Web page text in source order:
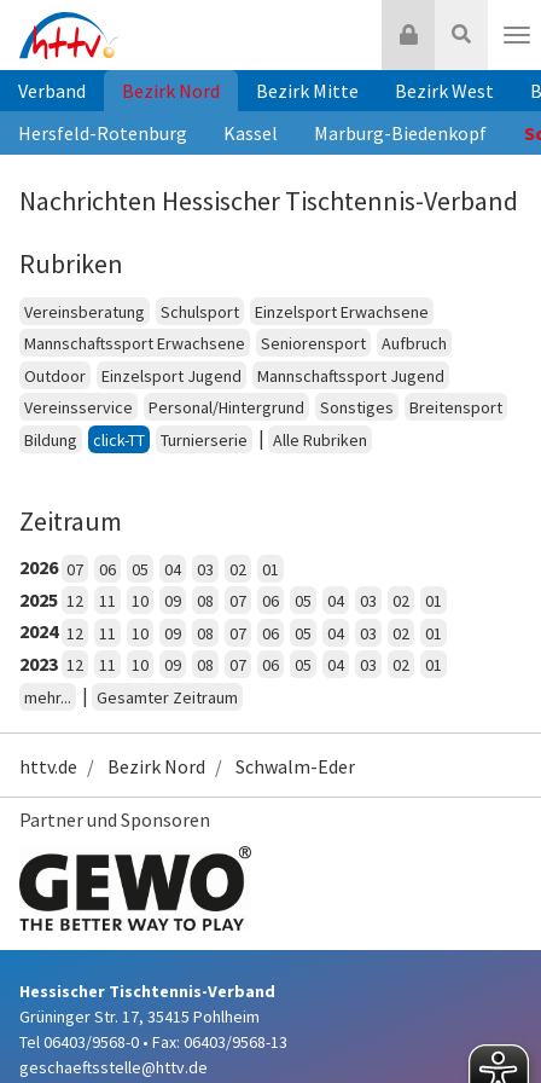
Inhalt
springen
Suche
Login
Verband Bezirk Nord Bezirk Mitte Bezirk West
Hersfeld-Rotenburg
Kassel Marburg-Biedenkopf
Nachrichten Hessischer Tischtennis-Verband
Rubriken
Vereinsberatung Schulsport
Einzelsport Erwachsene
Mannschaftssport Erwachsene
Seniorensport
Aufbruch
Outdoor
Einzelsport Jugend
Mannschaftssport Jugend
Vereinsservice
Personal/Hintergrund Sonstiges
Breitensport
Bildung
click-TT Turnierserie | Alle Rubriken
Zeitraum
2026 07 06 05 04 03 02 01
2025 12 11 10 09 08 07 06 05 04 03 02 01
2024 12 11 10 09 08 07 06 05 04 03 02 01
2023 12 11 10 09 08 07 06 05 04 03 02
01
mehr...
| Gesamter Zeitraum
httv.de Bezirk Nord Schwalm-Eder
Partner und Sponsoren
Hessischer Tischtennis-Verband
Grüninger Str. 17, 35415 Pohlheim
Tel 06403/9568-0 • Fax: 06403/9568-13
geschaeftsstelle@httv.de